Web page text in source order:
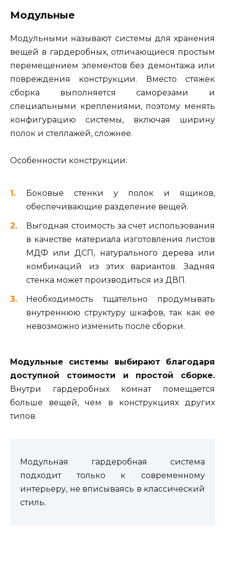
Модульные
Модульными называют системы для хранения
вещей в гардеробных, отличающиеся простым
перемещением элементов без демонтажа или
повреждения конструкции. Вместо стяжек
сборка выполняется саморезами и
специальными креплениями, поэтому менять
конфигурацию системы, включая ширину
полок и стеллажей, сложнее.
Особенности конструкции:
Боковые стенки у полок и ящиков,
обеспечивающие разделение вещей.
Выгодная стоимость за счет использования
в качестве материала изготовления листов
МДФ или ДСП, натурального дерева или
комбинаций из этих вариантов. Задняя
стенка может производиться из ДВП.
Необходимость тщательно продумывать
внутреннюю структуру шкафов, так как ее
невозможно изменить после сборки.
Модульные системы выбирают благодаря
доступной стоимости и простой сборке.
Внутри гардеробных комнат помещается
больше вещей, чем в конструкциях других
типов.
Модульная гардеробная система
подходит только к современному
интерьеру, не вписываясь в классический
стиль.